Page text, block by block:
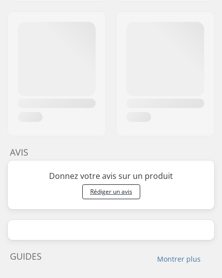
AVIS
Donnez votre avis sur un produit
Rédiger un avis
Montrer plus
GUIDES